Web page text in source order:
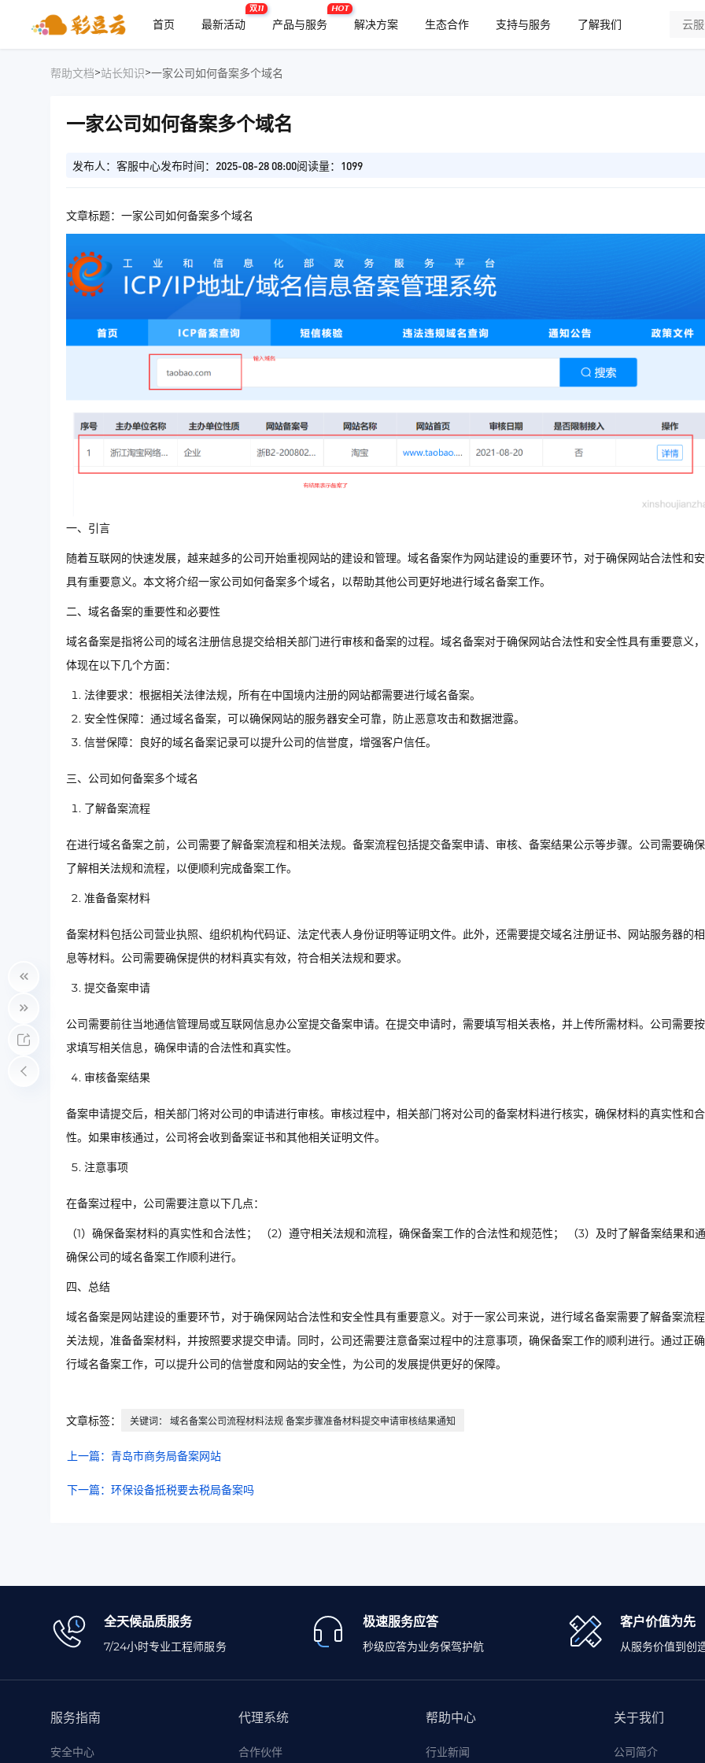
首页 最新活动
双11
产品与服务
HOT
解决方案 生态合作 支持与服务
了解我们
帮助文档>站长知识>一家公司如何备案多个域名
一家公司如何备案多个域名
发布人：客服中心发布时间：2025-08-28 08:00阅读量：1099
文章标题：一家公司如何备案多个域名
一、引言
随着互联网的快速发展，越来越多的公司开始重视网站的建设和管理。域名备案作为网站建设的重要环节，对于确保网站合法性和
具有重要意义。本文将介绍一家公司如何备案多个域名，以帮助其他公司更好地进行域名备案工作。
二、域名备案的重要性和必要性
域名备案是指将公司的域名注册信息提交给相关部门进行审核和备案的过程。域名备案对于确保网站合法性和安全性具有重要意义
体现在以下几个方面：
法律要求：根据相关法律法规，所有在中国境内注册的网站都需要进行域名备案。
安全性保障：通过域名备案，可以确保网站的服务器安全可靠，防止恶意攻击和数据泄露。
信誉保障：良好的域名备案记录可以提升公司的信誉度，增强客户信任。
三、公司如何备案多个域名
了解备案流程
在进行域名备案之前，公司需要了解备案流程和相关法规。备案流程包括提交备案申请、审核、备案结果公示等步骤。公司需要确
了解相关法规和流程，以便顺利完成备案工作。
准备备案材料
备案材料包括公司营业执照、组织机构代码证、法定代表人身份证明等证明文件。此外，还需要提交域名注册证书、网站服务器的
息等材料。公司需要确保提供的材料真实有效，符合相关法规和要求。
提交备案申请
公司需要前往当地通信管理局或互联网信息办公室提交备案申请。在提交申请时，需要填写相关表格，并上传所需材料。公司需要
求填写相关信息，确保申请的合法性和真实性。
审核备案结果
备案申请提交后，相关部门将对公司的申请进行审核。审核过程中，相关部门将对公司的备案材料进行核实，确保材料的真实性和
性。如果审核通过，公司将会收到备案证书和其他相关证明文件。
注意事项
在备案过程中，公司需要注意以下几点：
（1）确保备案材料的真实性和合法性； （2）遵守相关法规和流程，确保备案工作的合法性和规范性； （3）及时了解备案结果和通
确保公司的域名备案工作顺利进行。
四、总结
域名备案是网站建设的重要环节，对于确保网站合法性和安全性具有重要意义。对于一家公司来说，进行域名备案需要了解备案流
关法规，准备备案材料，并按照要求提交申请。同时，公司还需要注意备案过程中的注意事项，确保备案工作的顺利进行。通过正
行域名备案工作，可以提升公司的信誉度和网站的安全性，为公司的发展提供更好的保障。
文章标签： 关键词： 域名备案公司流程材料法规 备案步骤准备材料提交申请审核结果通知
上一篇：青岛市商务局备案网站
下一篇：环保设备抵税要去税局备案吗
全天候品质服务
7/24小时专业工程师服务
极速服务应答
秒级应答为业务保驾护航
客户价值为先
从服务价值到创
服务指南
安全中心
代理系统
合作伙伴
帮助中心
行业新闻
关于我们
公司简介